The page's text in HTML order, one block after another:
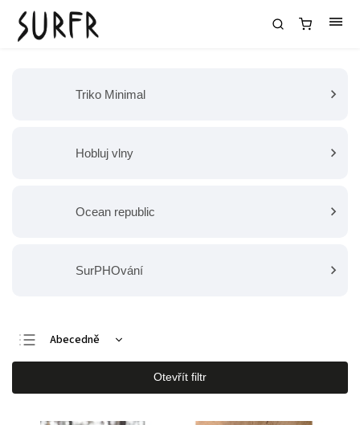
Triko Minimal
Hobluj vlny
Ocean republic
SurPHOvání
Abecedně
Nejlevnější
Nejdražší
Otevřít filtr